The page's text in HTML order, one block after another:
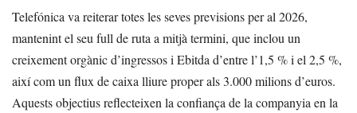
Telefónica va reiterar totes les seves previsions per al 2026,
mantenint el seu full de ruta a mitjà termini, que inclou un
creixement orgànic d’ingressos i Ebitda d’entre l’1,5 % i el 2,5 %,
així com un flux de caixa lliure proper als 3.000 milions d’euros.
Aquests objectius reflecteixen la confiança de la companyia en la